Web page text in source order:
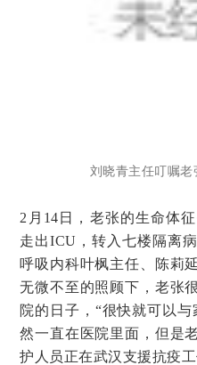
刘晓青主任叮嘱老
2月14日，老张的生命体
走出ICU，转入七楼隔离
呼吸内科叶枫主任、陈莉
无微不至的照顾下，老张
院的日子，“很快就可以
然一直在医院里面，但是
护人员正在武汉支援抗疫工